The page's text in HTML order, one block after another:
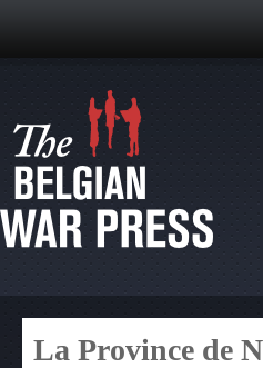
La Province de